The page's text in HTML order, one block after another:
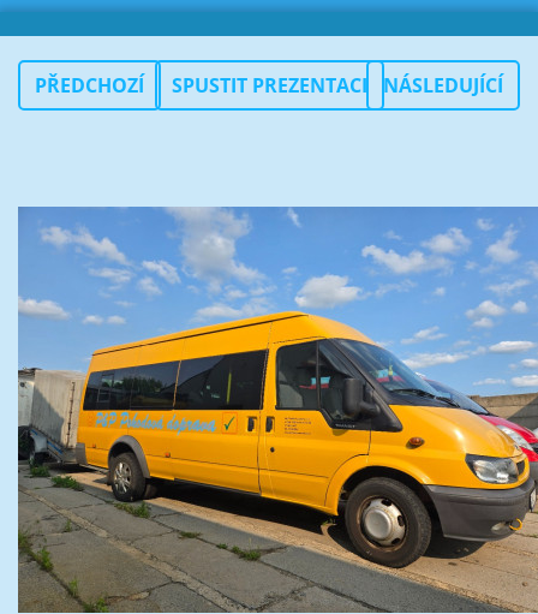
PŘEDCHOZÍ SPUSTIT PREZENTACI NÁSLEDUJÍCÍ